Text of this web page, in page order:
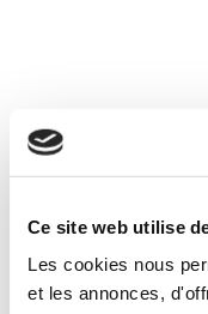
Ce site web utilise
Les cookies nous
et les annonces,